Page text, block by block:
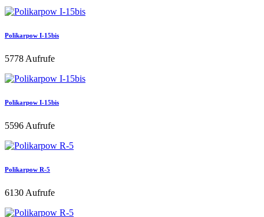
Polikarpow I-15bis
5778 Aufrufe
Polikarpow I-15bis
5596 Aufrufe
Polikarpow R-5
6130 Aufrufe